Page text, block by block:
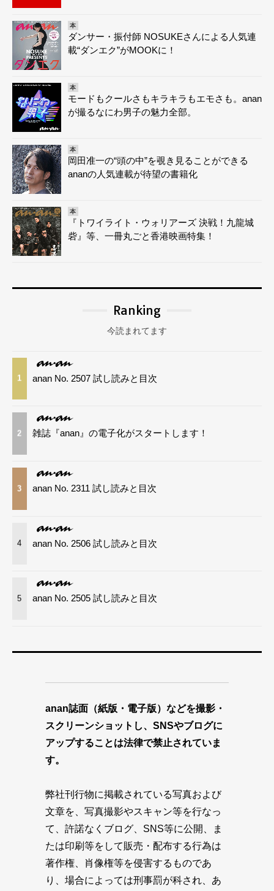
本
ダンサー・振付師 NOSUKEさんによる人気連
載“ダンエク”がMOOKに！
本
モードもクールさもキラキラもエモさも。anan
が撮るなにわ男子の魅力全部。
本
岡田准一の“頭の中”を覗き見ることができる
ananの人気連載が待望の書籍化
本
『トワイライト・ウォリアーズ 決戦！九龍城
砦』等、一冊丸ごと香港映画特集！
Ranking
今読まれてます
1 anan No. 2507 試し読みと目次
2 雑誌『anan』の電子化がスタートします！
3 anan No. 2311 試し読みと目次
4 anan No. 2506 試し読みと目次
5 anan No. 2505 試し読みと目次
anan誌面（紙版・電子版）などを撮影・
スクリーンショットし、SNSやブログに
アップすることは法律で禁止されていま
す。
弊社刊行物に掲載されている写真および
文章を、写真撮影やスキャン等を行なっ
て、許諾なくブログ、SNS等に公開、ま
たは印刷等をして販売・配布する行為は
著作権、肖像権等を侵害するものであ
り、場合によっては刑事罰が科され、あ